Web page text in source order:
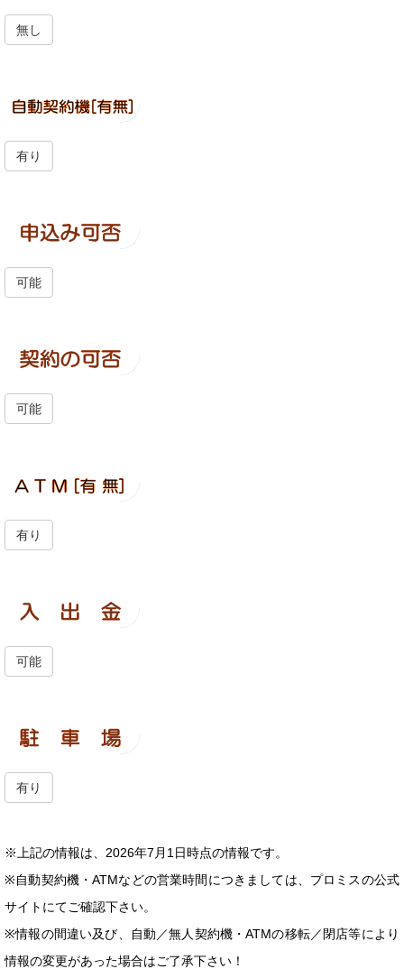
無し
有り
可能
可能
有り
可能
有り
※上記の情報は、2026年7月1日時点の情報です。
※自動契約機・ATMなどの営業時間につきましては、プロミスの公式
サイトにてご確認下さい。
※情報の間違い及び、自動／無人契約機・ATMの移転／閉店等により
情報の変更があった場合はご了承下さい！